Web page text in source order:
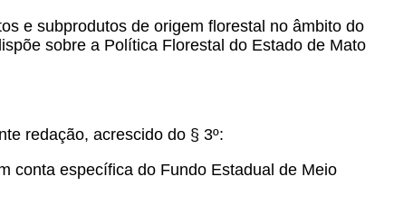
e subprodutos de origem florestal no âmbito do
sobre a Política Florestal do Estado de Mato
redação, acrescido do § 3º:
conta específica do Fundo Estadual de Meio